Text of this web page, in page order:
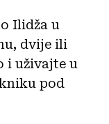
Ilidža u
dvije ili
i uživajte u
pod